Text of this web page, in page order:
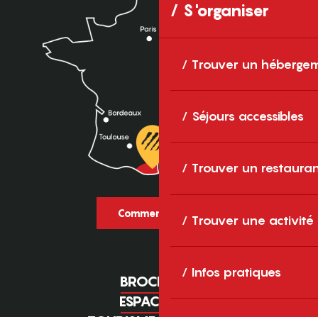
S'organiser
Trouver un
Séjours accessibles
Trouver un
Trouver une activité
Infos pratiques
Comment venir ?
BROCHURES
ESPACE PRO